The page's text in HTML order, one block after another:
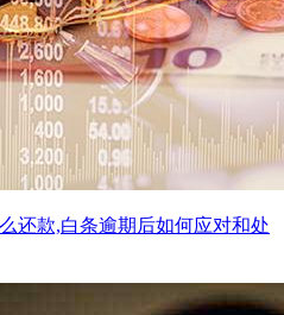
还款,白条逾期后如何应对和处